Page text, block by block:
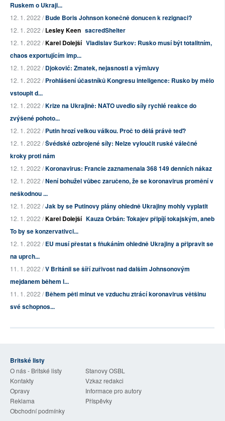
Ruskem o Ukraji...
12. 1. 2022 /Bude Boris Johnson konečně donucen k rezignaci?
12. 1. 2022 /Lesley Keen sacredShelter
12. 1. 2022 /Karel Dolejší Vladislav Surkov: Rusko musí být totalitním,
chaos exportujícím imp...
12. 1. 2022 /Djoković: Zmatek, nejasnosti a výmluvy
12. 1. 2022 /Prohlášení účastníků Kongresu inteligence: Rusko by mělo
vstoupit d...
12. 1. 2022 /Krize na Ukrajině: NATO uvedlo síly rychlé reakce do
zvýšené pohoto...
12. 1. 2022 /Putin hrozí velkou válkou. Proč to dělá právě teď?
12. 1. 2022 /Švédské ozbrojené síly: Nelze vyloučit ruské válečné
kroky proti nám
12. 1. 2022 /Koronavirus: Francie zaznamenala 368 149 denních nákaz
12. 1. 2022 /Není bohužel vůbec zaručeno, že se koronavirus promění v
neškodnou ...
12. 1. 2022 /Jak by se Putinovy plány ohledně Ukrajiny mohly vyplatit
12. 1. 2022 /Karel Dolejší Kauza Orbán: Tokajev připíjí tokajským, aneb
To by se konzervativci...
12. 1. 2022 /EU musí přestat s fňukáním ohledně Ukrajiny a připravit se
na uprch...
11. 1. 2022 /V Británii se šíří zuřivost nad dalším Johnsonovým
mejdanem během l...
11. 1. 2022 /Během pěti minut ve vzduchu ztrácí koronavirus většinu
své schopnos...
Britské listy
O nás - Britské listy
Stanovy OSBL
Kontakty
Vzkaz redakci
Opravy
Informace pro autory
Reklama
Příspěvky
Obchodní podmínky